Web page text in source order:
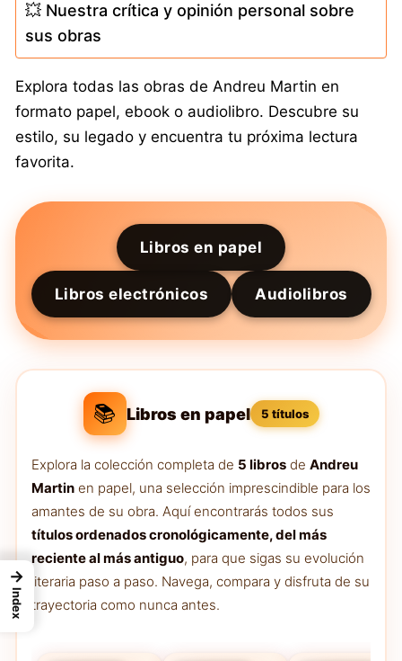
💥 Nuestra crítica y opinión personal sobre
sus obras
Explora todas las obras de Andreu Martin en
formato papel, ebook o audiolibro. Descubre su
estilo, su legado y encuentra tu próxima lectura
favorita.
Libros en papel
Libros electrónicos Audiolibros
📚 Libros en papel 5 títulos
Explora la colección completa de 5 libros de Andreu
Martin en papel, una selección imprescindible para los
amantes de su obra. Aquí encontrarás todos sus
títulos ordenados cronológicamente, del más
reciente al más antiguo, para que sigas su evolución
literaria paso a paso. Navega, compara y disfruta de su
trayectoria como nunca antes.
→
Index